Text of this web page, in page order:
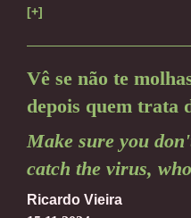
[+]
Vê se não te
depois quem trata
Make sure you
catch the virus,
Ricardo Vieira